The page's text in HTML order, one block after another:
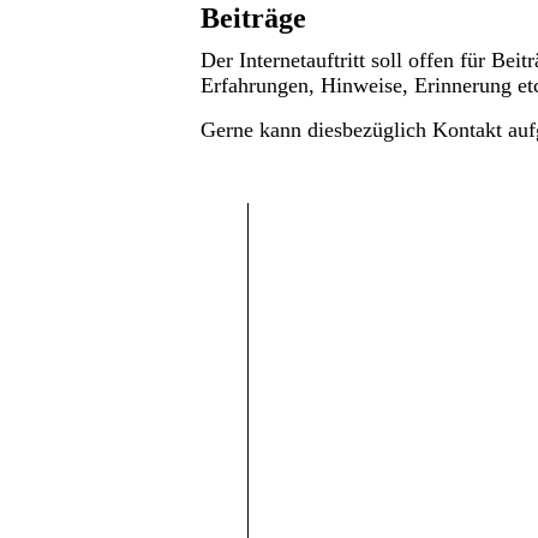
Beiträge
Der Internetauftritt soll offen für
Erfahrungen, Hinweise, Erinnerung
Gerne kann diesbezüglich Kontakt